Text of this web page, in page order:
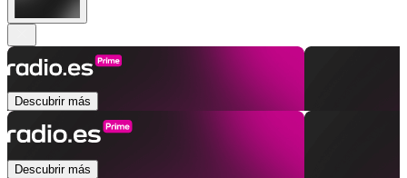
Descubrir más
Descubrir más